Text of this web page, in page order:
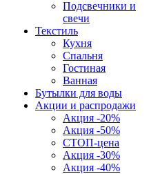
Подсвечники и
свечи
Текстиль
Кухня
Спальня
Гостиная
Ванная
Бутылки для воды
Акции и распродажи
Акция -20%
Акция -50%
СТОП-цена
Акция -30%
Акция -40%